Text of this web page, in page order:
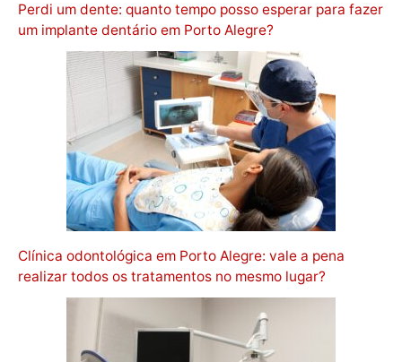
Perdi um dente: quanto tempo posso esperar para fazer
um implante dentário em Porto Alegre?
Clínica odontológica em Porto Alegre: vale a pena
realizar todos os tratamentos no mesmo lugar?